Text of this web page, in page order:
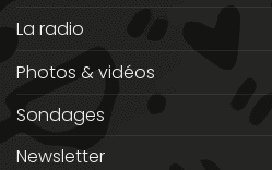
La radio
Photos & vidéos
Sondages
Newsletter